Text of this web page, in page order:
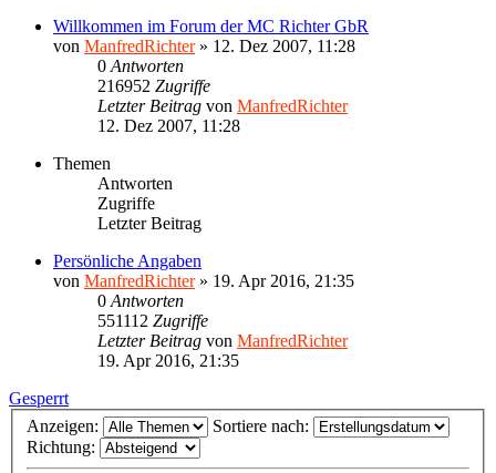
Willkommen im Forum der MC Richter GbR
von ManfredRichter» 12. Dez 2007, 11:28
0 Antworten
216952 Zugriffe
Letzter Beitrag von ManfredRichter
12. Dez 2007, 11:28
Themen
Antworten
Zugriffe
Letzter Beitrag
Persönliche Angaben
von ManfredRichter» 19. Apr 2016, 21:35
0 Antworten
551112 Zugriffe
Letzter Beitrag von ManfredRichter
19. Apr 2016, 21:35
Gesperrt
Anzeigen:
Sortiere nach:
Richtung: